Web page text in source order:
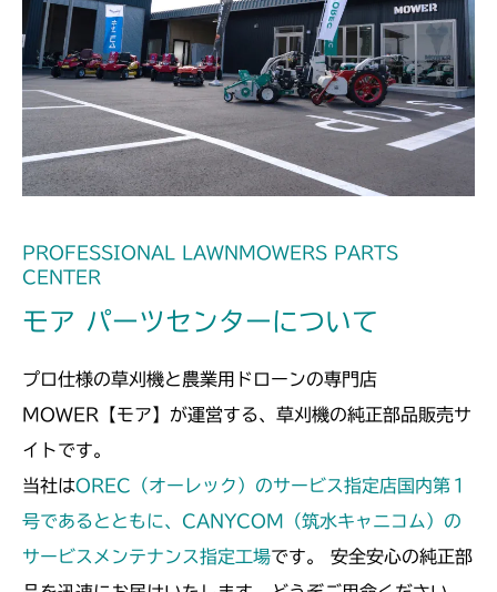
PROFESSIONAL LAWNMOWERS PARTS
CENTER
モア パーツセンターについて
プロ仕様の草刈機と農業用ドローンの専門店
MOWER【モア】が運営する、草刈機の純正部品販売サ
イトです。
当社はOREC（オーレック）のサービス指定店国内第１
号であるとともに、CANYCOM（筑水キャニコム）の
サービスメンテナンス指定工場です。 安全安心の純正部